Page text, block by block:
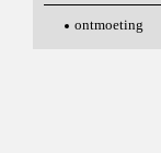
ontmoeting